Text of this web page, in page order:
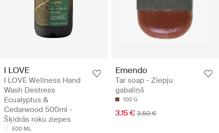
I LOVE
I LOVE Wellness Hand
Wash Destress
Ecualyptus &
Cedarwood 500ml -
Šķidrās roku ziepes
500 ML
Emendo
Tar soap - Ziepju
gabaliņš
100 G
3.15 € 3.50 €